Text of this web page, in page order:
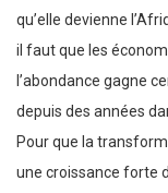
qu’elle devienne
il faut que les
l’abondance gagne
depuis des années
Pour que la
une croissance forte